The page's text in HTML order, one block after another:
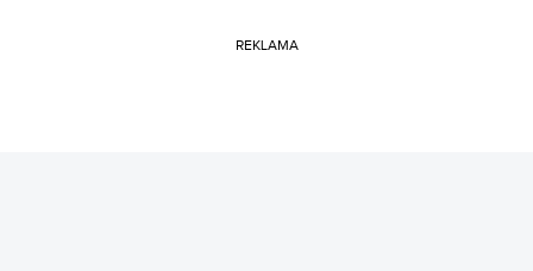
REKLAMA